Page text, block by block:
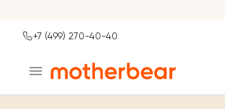
Ваш город
+7 (499) 270-40-40